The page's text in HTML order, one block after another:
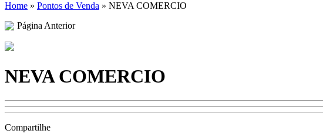
Home » Pontos de Venda » NEVA COMERCIO
Página Anterior
NEVA COMERCIO
Compartilhe